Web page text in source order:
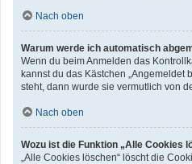
Nach oben
Warum werde ich automatisch
Wenn du beim Anmelden das
kannst du das Kästchen
steht, dann wurde sie vermutlich von
Nach oben
Wozu ist die Funktion „Alle Cookies
„Alle Cookies löschen“ löscht die